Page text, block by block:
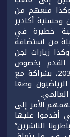
وكذا منعهم من
وحسنية أكادير
خطيرة في
من استضافة
نهائيات كأس افريقيا للأمم 2025، وكذا زيارات لجن
القدم بخصوص
احتضان المملكة لنهائيات كأس العالم 2030، بشراكة مع
وضعا
الأمر إلى
أقدموا عليها
الناشرين”